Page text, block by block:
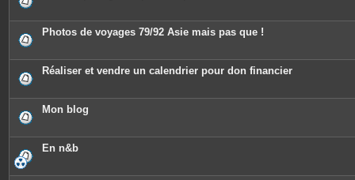
Photos de voyages 79/92 Asie mais pas que !
Réaliser et vendre un calendrier pour don financier
Mon blog
En n&b